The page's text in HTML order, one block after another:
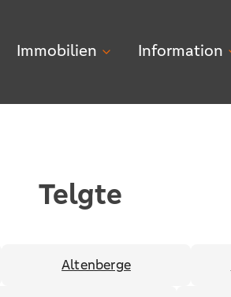
Immobilien Information
Telgte
Altenberge